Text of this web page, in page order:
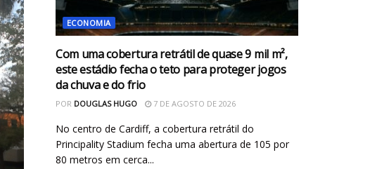
ECONOMIA
Com uma cobertura retrátil de quase 9 mil m²,
este estádio fecha o teto para proteger jogos
da chuva e do frio
POR DOUGLAS HUGO 7 DE AGOSTO DE 2026
No centro de Cardiff, a cobertura retrátil do
Principality Stadium fecha uma abertura de 105 por
80 metros em cerca...